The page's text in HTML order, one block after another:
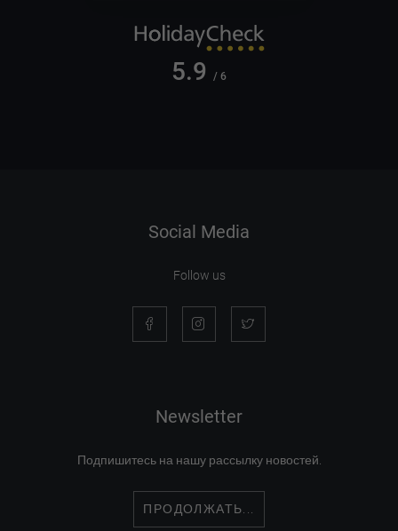
5.9 / 6
Social Media
Follow us
Newsletter
Подпишитесь на нашу рассылку новостей.
ПРОДОЛЖАТЬ...